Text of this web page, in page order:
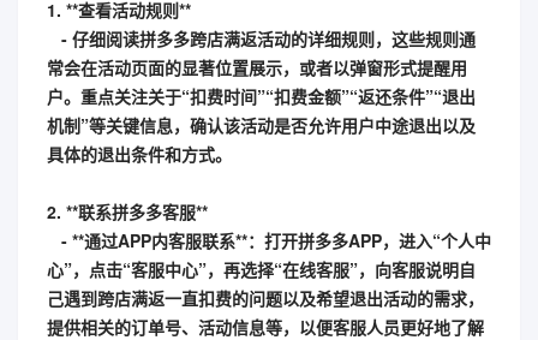
1. **查看活动规则**
- 仔细阅读拼多多跨店满返活动的详细规则，这些规则通
常会在活动页面的显著位置展示，或者以弹窗形式提醒用
户。重点关注关于“扣费时间”“扣费金额”“返还条件”“退出
机制”等关键信息，确认该活动是否允许用户中途退出以及
具体的退出条件和方式。
2. **联系拼多多客服**
- **通过APP内客服联系**：打开拼多多APP，进入“个人中
心”，点击“客服中心”，再选择“在线客服”，向客服说明自
己遇到跨店满返一直扣费的问题以及希望退出活动的需求，
提供相关的订单号、活动信息等，以便客服人员更好地了解